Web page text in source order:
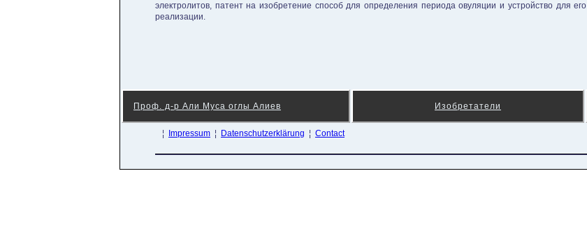
электролитов, патент на изобретение способ для определения периода овуляции и устройство для его
реализации.
Проф. д-р Али Муса оглы Алиев Изобретатели
¦ Impressum ¦ Datenschutzerklärung ¦ Contact